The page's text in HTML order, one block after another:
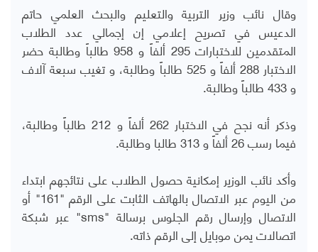
وقال نائب وزير التربية والتعليم والبحث العلمي حاتم
الدعيس في تصريح إعلامي إن إجمالي عدد الطلاب
المتقدمين للاختبارات 295 ألفاً و 958 طالباً وطالبة حضر
الاختبار 288 ألفاً و 525 طالباً وطالبة، و تغيب سبعة آلاف
و 433 طالباً وطالبة.
وذكر أنه نجح في الاختبار 262 ألفاً و 212 طالباً وطالبة،
فيما رسب 26 ألفاً و 313 طالبا وطالبة.
وأكد نائب الوزير إمكانية حصول الطلاب على نتائجهم ابتداء
من اليوم عبر الاتصال بالهاتف الثابت على الرقم "161" أو
الاتصال وإرسال رقم الجلوس برسالة "sms" عبر شبكة
اتصالات يمن موبايل إلى الرقم ذاته.